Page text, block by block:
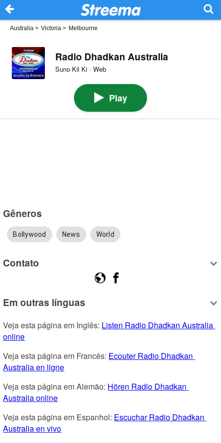
Australia > Victoria > Melbourne
Radio Dhadkan Australia
Suno Kil Ki · Web
Play
Gêneros
Bollywood News World
Contato
Em outras línguas
Veja esta página em Inglês: Listen Radio Dhadkan Australia
online
Veja esta página em Francês: Ecouter Radio Dhadkan
Australia en ligne
Veja esta página em Alemão: Hören Radio Dhadkan
Australia online
Veja esta página em Espanhol: Escuchar Radio Dhadkan
Australia en vivo